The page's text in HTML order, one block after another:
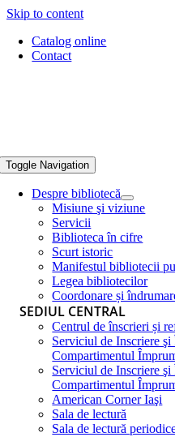
Skip to content
Catalog online
Contact
Toggle Navigation
Despre bibliotecă
Misiune şi viziune
Servicii
Biblioteca în cifre
Scurt istoric
Manifestul bibliotecii
Legea bibliotecilor
Coordonare și
SEDIUL CENTRAL
Centrul de înscrieri și
Serviciul de Inscriere
Compartimentul
Serviciul de Inscriere
Compartimentul
American Corner Iaşi
Sala de lectură
Sala de lectură